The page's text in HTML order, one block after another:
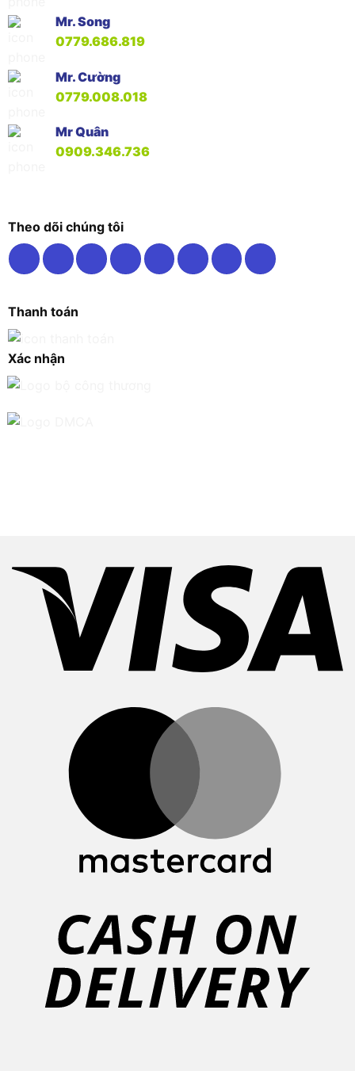
Mr. Song
0779.686.819
Mr. Cường
0779.008.018
Mr Quân
0909.346.736
Theo dõi chúng tôi
Thanh toán
Xác nhận